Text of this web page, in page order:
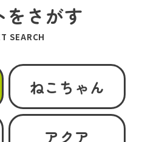
をさがす
SEARCH
ねこちゃん
アクア